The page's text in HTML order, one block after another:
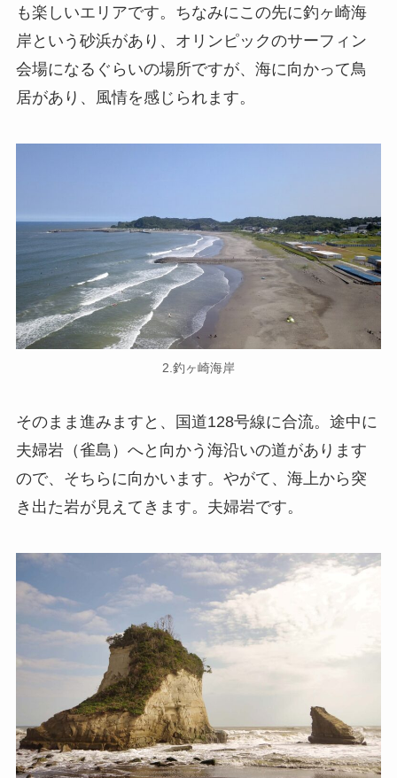
も楽しいエリアです。ちなみにこの先に釣ヶ崎海
岸という砂浜があり、オリンピックのサーフィン
会場になるぐらいの場所ですが、海に向かって鳥
居があり、風情を感じられます。
2.釣ヶ崎海岸
そのまま進みますと、国道128号線に合流。途中に
夫婦岩（雀島）へと向かう海沿いの道があります
ので、そちらに向かいます。やがて、海上から突
き出た岩が見えてきます。夫婦岩です。